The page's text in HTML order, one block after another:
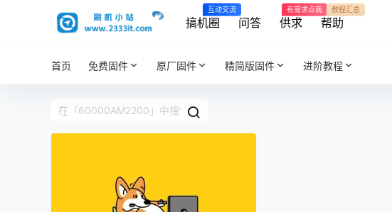
搞机圈
互动交流
问答 供求
有需求点我
帮助
教程汇总
首页 免费固件 原厂固件 精简版固件 进阶教程